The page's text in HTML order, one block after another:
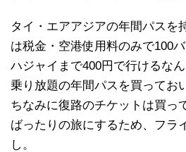
タイ・エアアジアの年間パスを
は税金・空港使用料のみで100バ
ハジャイまで400円で行けるなん
乗り放題の年間パスを買ってお
ちなみに復路のチケットは買っ
ばったりの旅にするため、フラ
し。